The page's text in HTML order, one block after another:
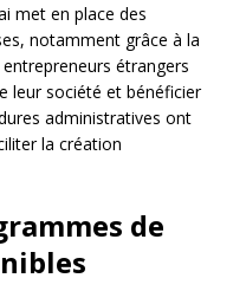
met en place des
notamment grâce à la
étrangers
leur société et bénéficier
administratives ont
la création
de